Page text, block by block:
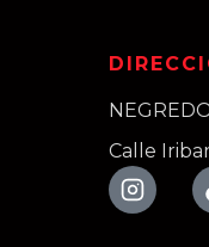
Calle